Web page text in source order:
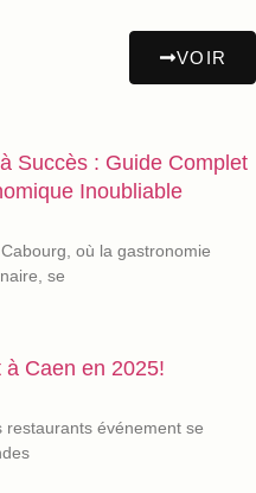
VOIR
Succès : Guide Complet
Inoubliable
où la gastronomie
se
Caen en 2025!
restaurants événement se